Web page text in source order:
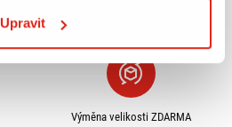
Upravit
Výměna velikosti ZDARMA